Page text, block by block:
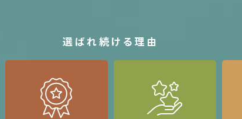
選ばれ続ける理由